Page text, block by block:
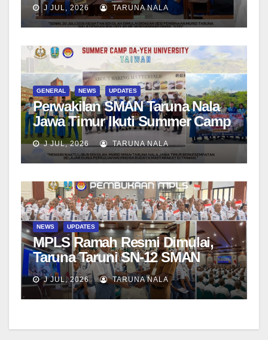
Asesmen Diagnostik
J JUL, 2026 TARUNA NALA
GENERAL NEWS UPDATES
Perwakilan SMAN Taruna Nala
Jawa Timur Ikuti Summer Camp
di Da-Yeh University, Taiwan
J JUL, 2026 TARUNA NALA
NEWS UPDATES
MPLS Ramah Resmi Dimulai,
Taruna Taruni SN-12 SMAN
Taruna Nala Jawa Timur Siap
Menjalani Tahun Ajaran Baru
J JUL, 2026 TARUNA NALA